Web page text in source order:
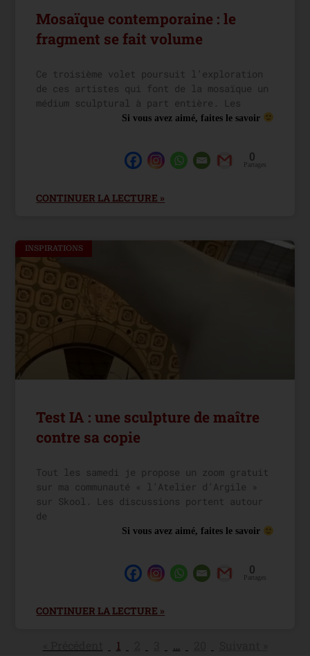
Mosaïque contemporaine : le
fragment se fait volume
Ce troisième volet poursuit l’exploration
de ces artistes qui font de la mosaïque un
médium sculptural à part entière. Les
Si vous avez aimé, faites le savoir
0
Partages
CONTINUER LA LECTURE »
INSPIRATIONS
Test IA : une sculpture de maître
contre sa copie
Tout les samedi je propose un zoom gratuit
sur ma communauté « l’Atelier d’Argile »
sur Skool. Les discussions portent autour
de
Si vous avez aimé, faites le savoir
0
Partages
CONTINUER LA LECTURE »
1 …